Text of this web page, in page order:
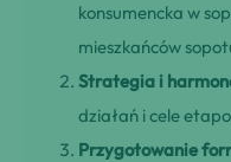
konsumencka w
mieszkańców
Strategia i
działań i cele
Przygotowanie